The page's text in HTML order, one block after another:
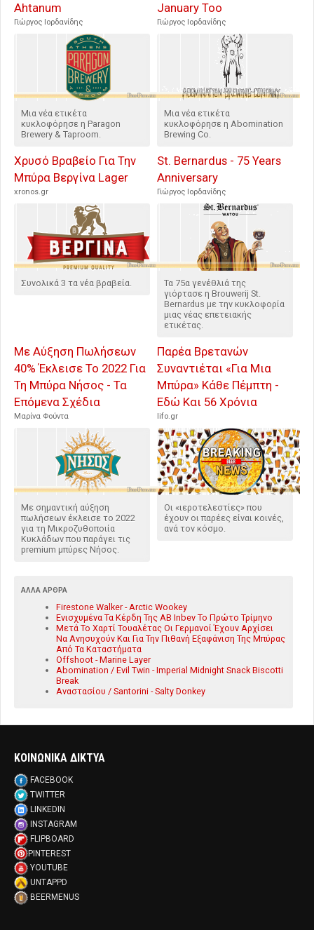
Ahtanum
Γιώργος Ιορδανίδης
Μια νέα ετικέτα
κυκλοφόρησε η Paragon
Brewery & Taproom.
January Too
Γιώργος Ιορδανίδης
Μια νέα ετικέτα
κυκλοφόρησε η Abomination
Brewing Co.
Χρυσό Βραβείο Για Την
Μπύρα Βεργίνα Lager
xronos.gr
Συνολικά 3 τα νέα βραβεία.
St. Bernardus - 75 Years
Anniversary
Γιώργος Ιορδανίδης
Τα 75α γενέθλιά της
γιόρτασε η Brouwerij St.
Bernardus με την κυκλοφορία
μιας νέας επετειακής
ετικέτας.
Με Αύξηση Πωλήσεων
40% Έκλεισε Το 2022 Για
Τη Μπύρα Νήσος - Τα
Επόμενα Σχέδια
Μαρίνα Φούντα
Με σημαντική αύξηση
πωλήσεων έκλεισε το 2022
για τη Μικροζυθοποιία
Κυκλάδων που παράγει τις
premium μπύρες Νήσος.
Παρέα Βρετανών
Συναντιέται «Για Μια
Μπύρα» Κάθε Πέμπτη -
Εδώ Και 56 Χρόνια
lifo.gr
Οι «ιεροτελεστίες» που
έχουν οι παρέες είναι κοινές,
ανά τον κόσμο.
ΆΛΛΑ ΆΡΘΡΑ
Firestone Walker - Arctic Wookey
Ενισχυμένα Τα Κέρδη Της AB Inbev Το Πρώτο Τρίμηνο
Μετά Το Χαρτί Τουαλέτας Οι Γερμανοί Έχουν Αρχίσει
Να Ανησυχούν Και Για Την Πιθανή Εξαφάνιση Της Μπύρας
Από Τα Καταστήματα
Offshoot - Marine Layer
Abomination / Evil Twin - Imperial Midnight Snack Biscotti
Break
Αναστασίου / Santorini - Salty Donkey
ΚΟΙΝΩΝΙΚΑ ΔΙΚΤΥΑ
FACEBOOK
TWITTER
LINKEDIN
INSTAGRAM
FLIPBOARD
PINTEREST
YOUTUBE
UNTAPPD
BEERMENUS